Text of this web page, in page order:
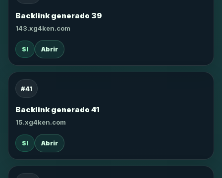
Backlink generado 39
143.xg4ken.com
SI Abrir
#41
Backlink generado 41
15.xg4ken.com
SI Abrir